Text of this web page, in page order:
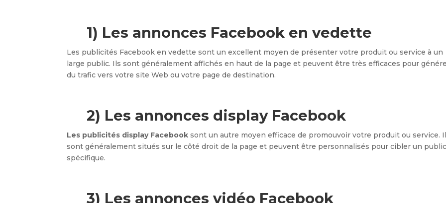
1) Les annonces Facebook en vedette
Les publicités Facebook en vedette sont un excellent moyen de présenter votre produit ou service à un
large public. Ils sont généralement affichés en haut de la page et peuvent être très efficaces pour
du trafic vers votre site Web ou votre page de destination.
2) Les annonces display Facebook
Les publicités display Facebook sont un autre moyen efficace de promouvoir votre produit ou service.
sont généralement situés sur le côté droit de la page et peuvent être personnalisés pour cibler un
spécifique.
3) Les annonces vidéo Facebook